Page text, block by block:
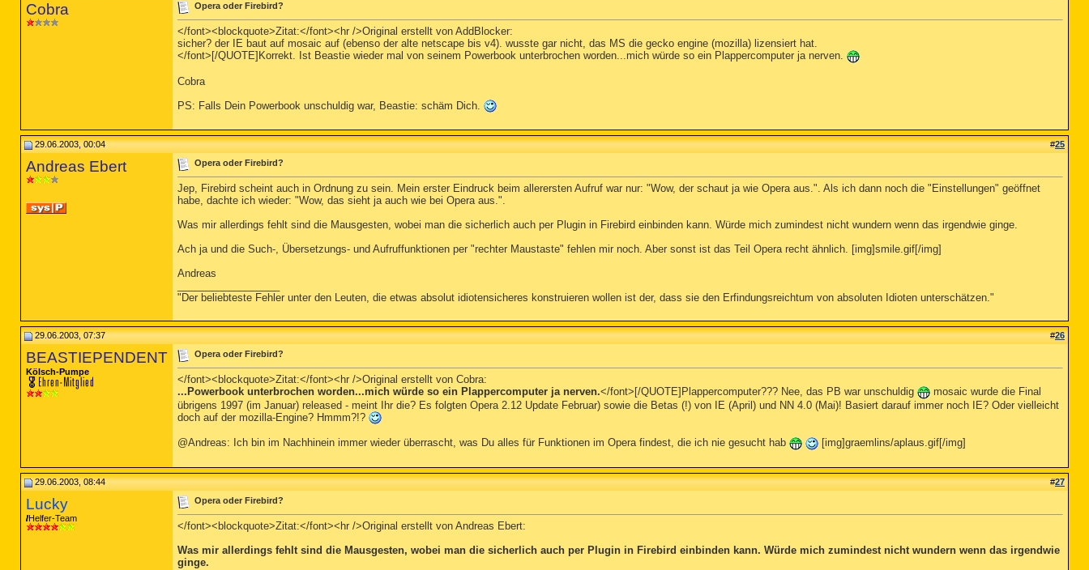
Cobra Opera oder Firebird?
</font><blockquote>Zitat:</font><hr />Original erstellt von AddBlocker:
sicher? der IE baut auf mosaic auf (ebenso der alte netscape bis v4). wusste gar nicht, das MS die gecko engine (mozilla) lizensiert hat.
</font>[/QUOTE]Korrekt. Ist Beastie wieder mal von seinem Powerbook unterbrochen worden...mich würde so ein Plappercomputer ja nerven.
Cobra
PS: Falls Dein Powerbook unschuldig war, Beastie: schäm Dich.
29.06.2003, 00:04 #25
Andreas Ebert Opera oder Firebird?
Jep, Firebird scheint auch in Ordnung zu sein. Mein erster Eindruck beim allerersten Aufruf war nur: "Wow, der schaut ja wie Opera aus.". Als ich dann noch die "Einstellungen" geöffnet
habe, dachte ich wieder: "Wow, das sieht ja auch wie bei Opera aus.".
Was mir allerdings fehlt sind die Mausgesten, wobei man die sicherlich auch per Plugin in Firebird einbinden kann. Würde mich zumindest nicht wundern wenn das irgendwie ginge.
Ach ja und die Such-, Übersetzungs- und Aufruffunktionen per "rechter Maustaste" fehlen mir noch. Aber sonst ist das Teil Opera recht ähnlich. [img]smile.gif[/img]
Andreas
"Der beliebteste Fehler unter den Leuten, die etwas absolut idiotensicheres konstruieren wollen ist der, dass sie den Erfindungsreichtum von absoluten Idioten unterschätzen."
29.06.2003, 07:37 #26
BEASTIEPENDENT
Kölsch-Pumpe
Opera oder Firebird?
</font><blockquote>Zitat:</font><hr />Original erstellt von Cobra:
...Powerbook unterbrochen worden...mich würde so ein Plappercomputer ja nerven.</font>[/QUOTE]Plappercomputer??? Nee, das PB war unschuldig
mosaic wurde die Final
übrigens 1997 (im Januar) released - meint Ihr die? Es folgten Opera 2.12 Update Februar) sowie die Betas (!) von IE (April) und NN 4.0 (Mai)! Basiert darauf immer noch IE? Oder vielleicht
doch auf der mozilla-Engine? Hmmm?!?
@Andreas: Ich bin im Nachhinein immer wieder überrascht, was Du alles für Funktionen im Opera findest, die ich nie gesucht hab [img]graemlins/aplaus.gif[/img]
29.06.2003, 08:44 #27
Lucky
Helfer-Team
Opera oder Firebird?
</font><blockquote>Zitat:</font><hr />Original erstellt von Andreas Ebert:
Was mir allerdings fehlt sind die Mausgesten, wobei man die sicherlich auch per Plugin in Firebird einbinden kann. Würde mich zumindest nicht wundern wenn das irgendwie
ginge.